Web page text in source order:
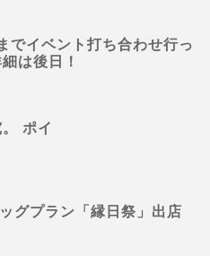
イベント打ち合わせ行っ
は後日！
ポイ
プラン「縁日祭」出店